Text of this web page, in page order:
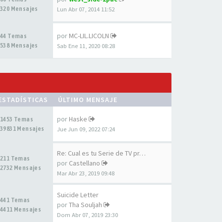
320 Mensajes
Lun Abr 07, 2014 11:52
44 Temas
538 Mensajes
por MC-LIL.LICOLN
Sab Ene 11, 2020 08:28
ÚLTIMO MENSAJE
1453 Temas
39831 Mensajes
por Haske
Jue Jun 09, 2022 07:24
211 Temas
2732 Mensajes
Re: Cual es tu Serie de TV pr…
por Castellano
Mar Abr 23, 2019 09:48
441 Temas
4411 Mensajes
Suicide Letter
porTha Souljah
Dom Abr 07, 2019 23:30